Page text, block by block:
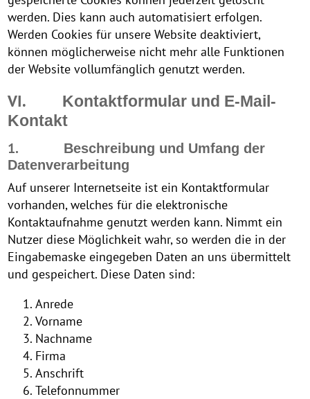
werden. Dies kann auch automatisiert erfolgen.
Werden Cookies für unsere Website deaktiviert,
können möglicherweise nicht mehr alle Funktionen
der Website vollumfänglich genutzt werden.
VI.
Kontaktformular und E-Mail-
Kontakt
1.
Beschreibung und Umfang der
Datenverarbeitung
Auf unserer Internetseite ist ein Kontaktformular
vorhanden, welches für die elektronische
Kontaktaufnahme genutzt werden kann. Nimmt ein
Nutzer diese Möglichkeit wahr, so werden die in der
Eingabemaske eingegeben Daten an uns übermittelt
und gespeichert. Diese Daten sind:
Anrede
Vorname
Nachname
Firma
Anschrift
Telefonnummer